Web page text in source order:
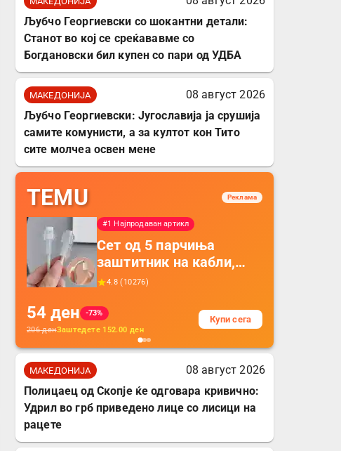
Љубчо Георгиевски со шокантни детали:
Станот во кој се среќававме со
Богдановски бил купен со пари од УДБА
МАКЕДОНИЈА
08 август 2026
Љубчо Георгиевски: Југославија ја срушија
самите комунисти, а за култот кон Тито
сите молчеа освен мене
TEMU Реклама
#1 Најпродаван артикл
Сет од 5 парчиња
заштитник на кабли,
прекривка за заштита
додатоци за заштита на
кабли, без батерија, за
мобилни телефони,
комплет за заштита на
4.8 (10276)
54 ден
-73%
206денЗаштедете 152.00 ден
Купи сега
МАКЕДОНИЈА
08 август 2026
Полицаец од Скопје ќе одговара кривично:
Удрил во грб приведено лице со лисици на
рацете